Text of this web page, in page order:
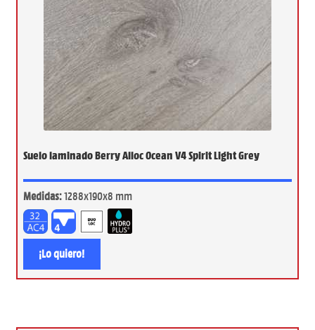
Suelo laminado Berry Alloc Ocean V4 Spirit Light Grey
Medidas:1288x190x8 mm
¡Lo quiero!